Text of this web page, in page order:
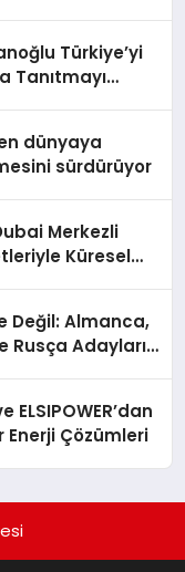
Türkiye’yi
Tanıtmayı
dünyaya
sürdürüyor
Merkezli
Küresel
Değil: Almanca,
Rusça Adayları
ELSIPOWER’dan
Çözümleri